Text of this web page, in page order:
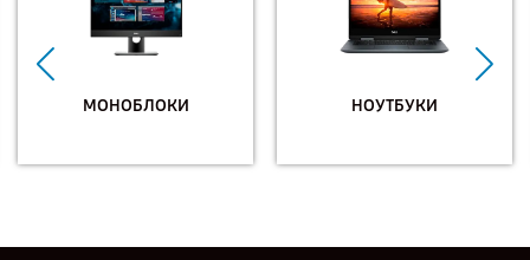
МОНОБЛОКИ НОУТБУКИ